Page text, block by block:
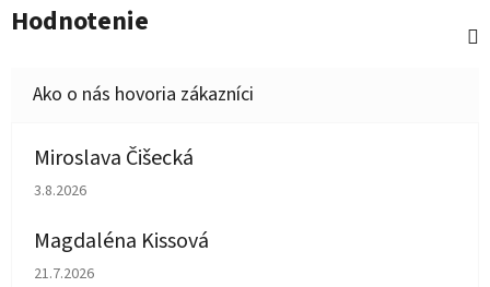
Hodnotenie
Miroslava Čišecká
Hodnotenie obchodu je 1 z 5 hviezdičiek.
3.8.2026
Magdaléna Kissová
Hodnotenie obchodu je 5 z 5 hviezdičiek.
21.7.2026